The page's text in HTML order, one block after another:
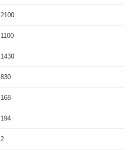
2100
1100
1430
830
168
194
2